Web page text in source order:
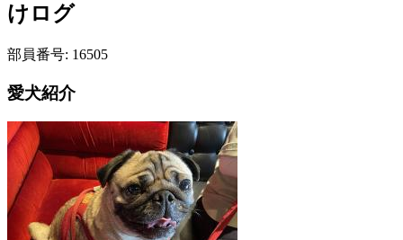
けログ
部員番号: 16505
愛犬紹介